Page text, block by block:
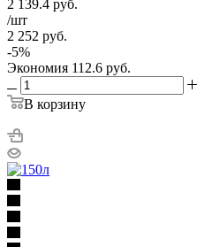
2 139.4 руб.
/шт
2 252 руб.
-5%
Экономия 112.6 руб.
В корзину